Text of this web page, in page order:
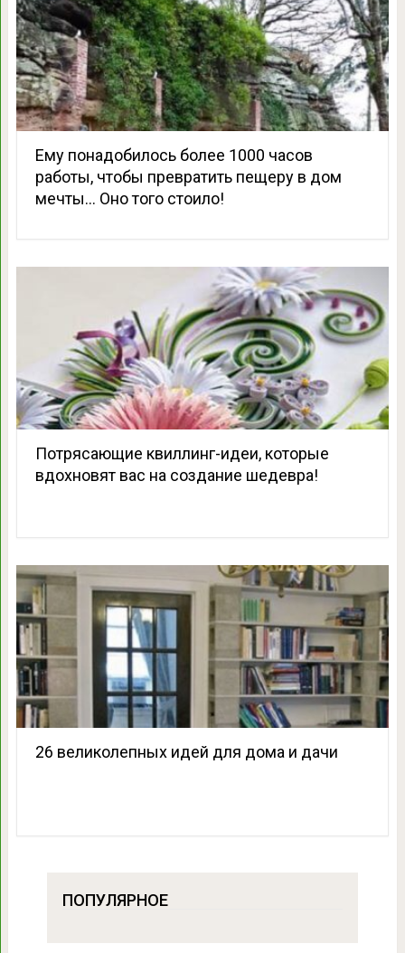
Ему понадобилось более 1000 часов
работы, чтобы превратить пещеру в дом
мечты… Оно того стоило!
Потрясающие квиллинг-идеи, которые
вдохновят вас на создание шедевра!
26 великолепных идей для дома и дачи
ПОПУЛЯРНОЕ